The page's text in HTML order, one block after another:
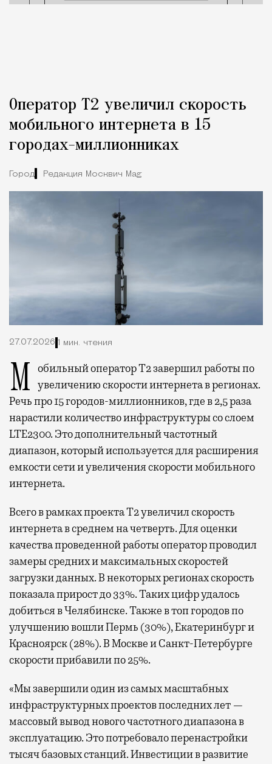
Оператор Т2 увеличил скорость
мобильного интернета в 15
городах-миллионниках
Город Редакция Москвич Mag
27.07.2026 1 мин. чтения
Мобильный оператор Т2 завершил работы по увеличению скорости интернета в регионах.
Речь про 15 городов-миллионников, где в 2,5 раза
нарастили количество инфраструктуры со слоем
LTE2300. Это дополнительный частотный
диапазон, который используется для расширения
емкости сети и увеличения скорости мобильного
интернета.
Всего в рамках проекта Т2 увеличил скорость
интернета в среднем на четверть. Для оценки
качества проведенной работы оператор проводил
замеры средних и максимальных скоростей
загрузки данных. В некоторых регионах скорость
показала прирост до 33%. Таких цифр удалось
добиться в Челябинске. Также в топ городов по
улучшению вошли Пермь (30%), Екатеринбург и
Красноярск (28%). В Москве и Санкт-Петербурге
скорости прибавили по 25%.
«Мы завершили один из самых масштабных
инфраструктурных проектов последних лет —
массовый вывод нового частотного диапазона в
эксплуатацию. Это потребовало перенастройки
тысяч базовых станций. Инвестиции в развитие